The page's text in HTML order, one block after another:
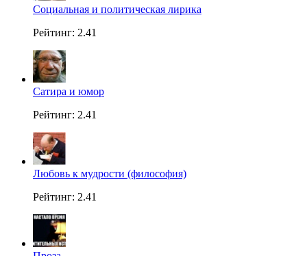
Социальная и политическая лирика
Рейтинг: 2.41
Сатира и юмор
Рейтинг: 2.41
Любовь к мудрости (философия)
Рейтинг: 2.41